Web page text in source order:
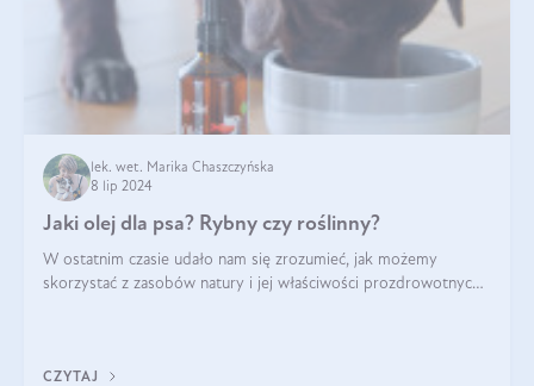
lek. wet. Marika Chaszczyńska
8 lip 2024
Jaki olej dla psa? Rybny czy roślinny?
W ostatnim czasie udało nam się zrozumieć, jak możemy
skorzystać z zasobów natury i jej właściwości prozdrowotnych,
CZYTAJ